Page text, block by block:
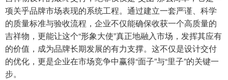
项关乎品牌市场表现的系统工程。通过建立一套严谨、科学
的质量标准与验收流程，企业不仅能确保收获一个高质量的
吉祥物，更能让这个“形象大使”真正地融入市场，发挥其应有
的价值，成为品牌长期发展的有力支撑。这不仅是设计交付
的优化，更是企业在市场竞争中赢得“面子”与“里子”的关键一
步。